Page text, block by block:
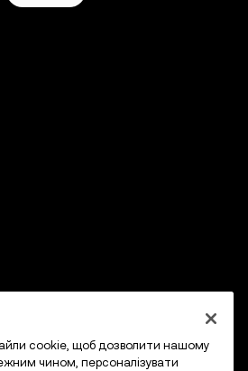
cookie, щоб дозволити нашому
чином, персоналізувати